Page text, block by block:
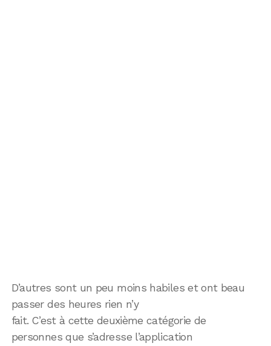
D’autres sont un peu moins habiles et ont beau
passer des heures rien n’y
fait. C’est à cette deuxième catégorie de
personnes que s’adresse l’application